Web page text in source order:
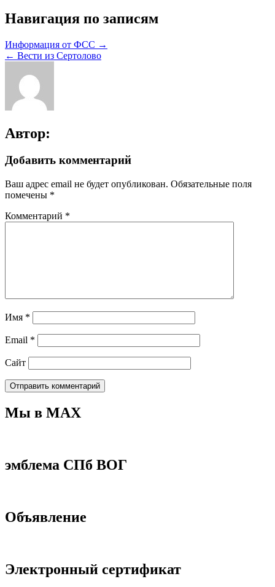
Навигация по записям
Информация от ФСС →
← Вести из Сертолово
Автор:
Добавить комментарий
Ваш адрес email не будет опубликован. Обязательные поля
помечены *
Комментарий *
Имя *
Email *
Сайт
Мы в МАХ
эмблема СПб ВОГ
Объявление
Электронный сертификат